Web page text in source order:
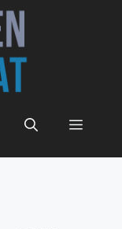
Menü